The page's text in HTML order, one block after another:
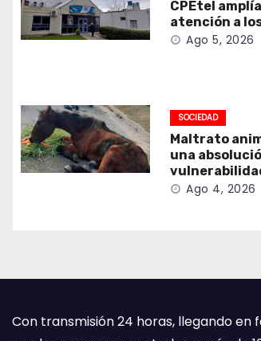
CPEtel
atención a
Ago 5, 2026
SOCIEDAD
Maltrato
una
Ago 4, 2026
Con transmisión 24 horas, llegando en